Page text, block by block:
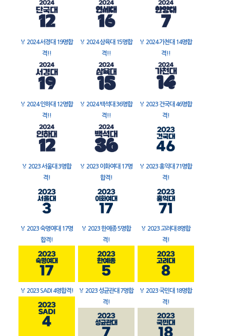
🏅 2024 서경대 19명합
격!!
🏅 2024 삼육대 15명합
격!!
🏅 2024 가천대 14명합
격!!
🏅 2024 인하대 12명합
격!!
🏅 2024 백석대 36명합
격!!
🏅 2023 건국대 46명합
격!
🏅 2023 서울대 3명합
격!
🏅 2023 이화여대 17명
합격!
🏅 2023 홍익대 71명합
격!
🏅 2023 숙명여대 17명
합격!
🏅 2023 한예종 5명합
격!
🏅 2023 고려대 8명합
격!
🏅 2023 SADI 4명합격! 🏅 2023 성균관대 7명합
격!
🏅 2023 국민대 18명합
격!